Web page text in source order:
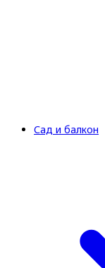
Сад и балкон